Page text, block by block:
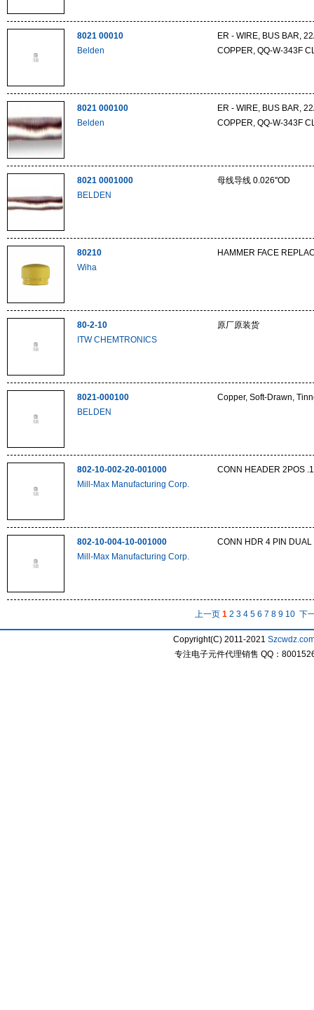
8021 00010
Belden
ER - WIRE, BUS BAR,
COPPER, QQ-W-343F
8021 000100
Belden
ER - WIRE, BUS BAR,
COPPER, QQ-W-343F
8021 0001000
BELDEN
母线导线 0.026''OD
80210
Wiha
HAMMER FACE
80-2-10
ITW CHEMTRONICS
原厂原装货
8021-000100
BELDEN
Copper, Soft-Drawn,
802-10-002-20-001000
Mill-Max Manufacturing Corp.
CONN HEADER 2POS
802-10-004-10-001000
Mill-Max Manufacturing Corp.
CONN HDR 4 PIN DUAL
上一页 1 2 3 4 5 6 7 8 9 10 下
Copyright(C) 2011-2021
专注电子元件代理销售 QQ：